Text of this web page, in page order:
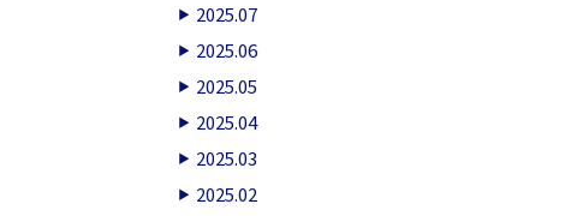
2025.07
2025.06
2025.05
2025.04
2025.03
2025.02